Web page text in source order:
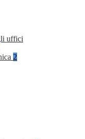
uffici
2